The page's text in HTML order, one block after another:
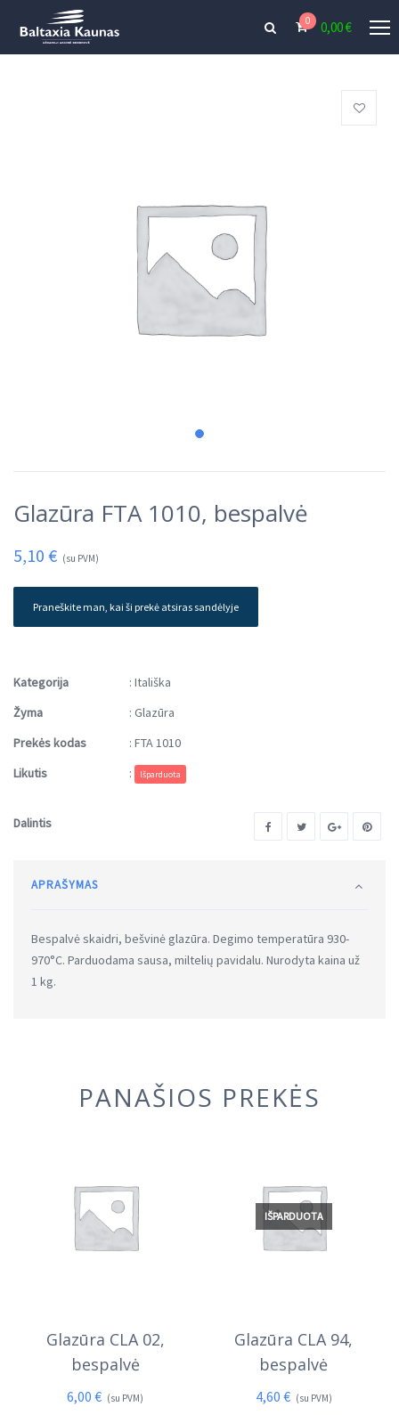
0 0,00€
Glazūra FTA 1010, bespalvė
5,10 € (su PVM)
Praneškite man, kai ši prekė atsiras sandėlyje
Kategorija : Itališka
Žyma
: Glazūra
Prekės kodas
: FTA 1010
Likutis
: Išparduota
Dalintis
APRAŠYMAS
Bespalvė skaidri, bešvinė glazūra. Degimo temperatūra 930-
970°C. Parduodama sausa, miltelių pavidalu. Nurodyta kaina už
1 kg.
PANAŠIOS PREKĖS
Glazūra CLA 02,
bespalvė
6,00€ (su PVM)
IŠPARDUOTA
Glazūra CLA 94,
bespalvė
4,60 € (su PVM)